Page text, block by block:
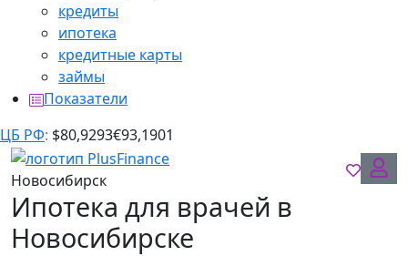
кредиты
ипотека
кредитные карты
займы
Показатели
ЦБ РФ: $80,9293€93,1901
Новосибирск
Ипотека для врачей в
Новосибирске